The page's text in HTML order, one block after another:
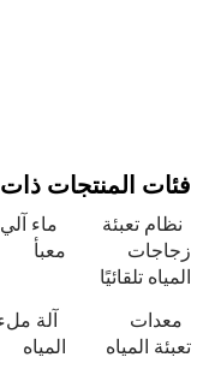
المنتجات ذات الصلة
تعبئة
تلقائيًا
ماء آلي
المياه
آلة ملء
المياه